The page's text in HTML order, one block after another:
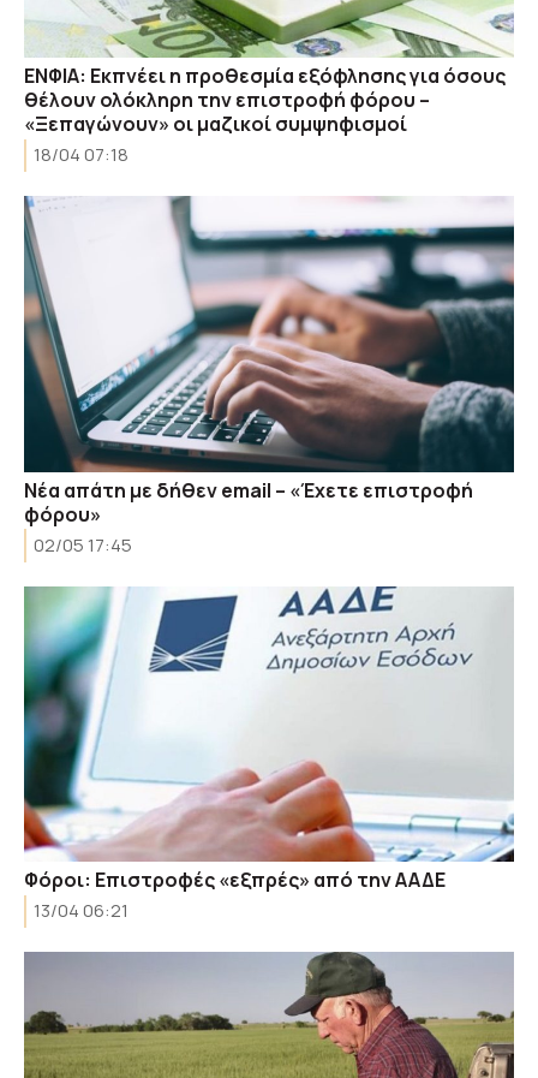
ΕΝΦΙΑ: Εκπνέει η προθεσμία εξόφλησης για όσους
θέλουν ολόκληρη την επιστροφή φόρου –
«Ξεπαγώνουν» οι μαζικοί συμψηφισμοί
18/04 07:18
Νέα απάτη με δήθεν email – «Έχετε επιστροφή
φόρου»
02/05 17:45
Φόροι: Επιστροφές «εξπρές» από την ΑΑΔΕ
13/04 06:21